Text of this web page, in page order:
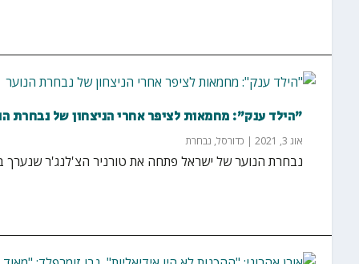
"הילד ענק": מחמאות לציפר אחרי הניצחון של נבחרת
אוג 3, 2021 | כדורסל, נבחרת
נבחרת הנוער של ישראל פתחה את טורניר הצ'לנג'ר שנערך באולם